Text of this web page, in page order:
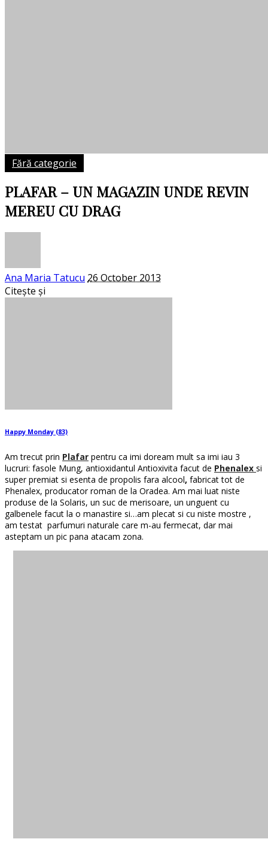
Fără categorie
PLAFAR – UN MAGAZIN UNDE REVIN
MEREU CU DRAG
Posted
by
Ana Maria Tatucu 26 October 2013
Citește și
Happy Monday (83)
Am trecut prin Plafar pentru ca imi doream mult sa imi iau 3
lucruri: fasole Mung, antioxidantul Antioxivita facut de Phenalex si
super premiat si esenta de propolis fara alcool, fabricat tot de
Phenalex, producator roman de la Oradea. Am mai luat niste
produse de la Solaris, un suc de merisoare, un unguent cu
galbenele facut la o manastire si…am plecat si cu niste mostre ,
am testat parfumuri naturale care m-au fermecat, dar mai
asteptam un pic pana atacam zona.